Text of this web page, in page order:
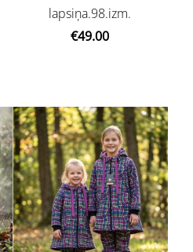
lapsiņa.98.izm.
€49.00